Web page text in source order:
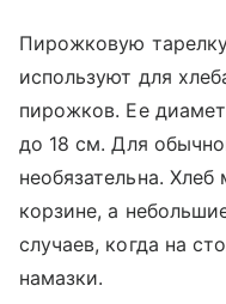
Пирожковую
используют для
пирожков. Ее
до 18 см. Для
необязательна.
корзине, а
случаев, когда на
намазки.